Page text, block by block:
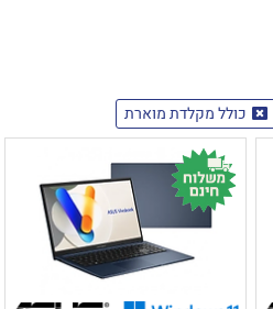
כולל מקלדת מוארת